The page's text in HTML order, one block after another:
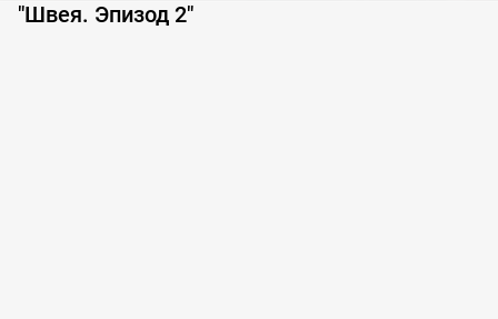
"Швея. Эпизод 2"